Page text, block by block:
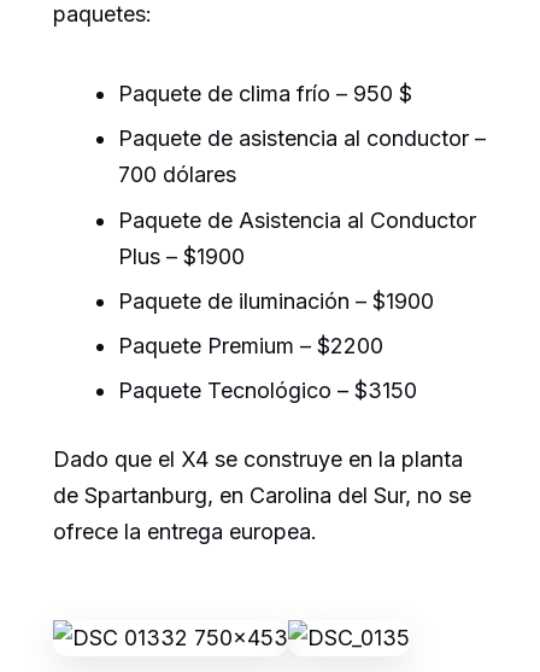
paquetes:
Paquete de clima frío – 950 $
Paquete de asistencia al conductor –
700 dólares
Paquete de Asistencia al Conductor
Plus – $1900
Paquete de iluminación – $1900
Paquete Premium – $2200
Paquete Tecnológico – $3150
Dado que el X4 se construye en la planta
de Spartanburg, en Carolina del Sur, no se
ofrece la entrega europea.